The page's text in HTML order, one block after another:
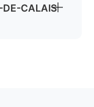
DE-CALAIS